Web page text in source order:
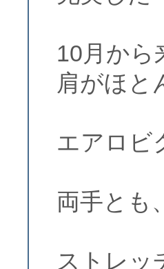
10月から
肩がほと
エアロビ
両手とも
ストレッ